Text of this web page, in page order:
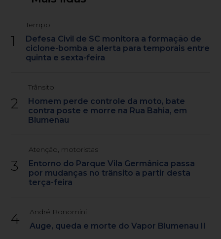
1
Tempo
Defesa Civil de SC monitora a formação de
ciclone-bomba e alerta para temporais entre
quinta e sexta-feira
2
Trânsito
Homem perde controle da moto, bate
contra poste e morre na Rua Bahia, em
Blumenau
3
Atenção, motoristas
Entorno do Parque Vila Germânica passa
por mudanças no trânsito a partir desta
terça-feira
4 André Bonomini
Auge, queda e morte do Vapor Blumenau II